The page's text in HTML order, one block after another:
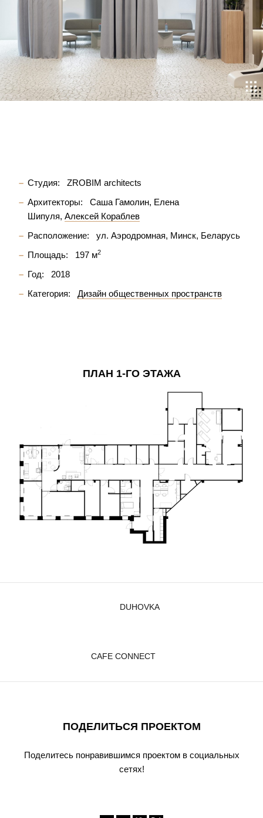
Студия:
ZROBIM architects
Архитекторы:
Саша Гамолин Елена
Шипуля Алексей Кораблев
Расположение:
ул. Аэродромная, Минск, Беларусь
Площадь:
197 м2
Год:
2018
Категория:
Дизайн общественных пространств
ПЛАН 1-ГО ЭТАЖА
DUHOVKA
CAFE CONNECT
ПОДЕЛИТЬСЯ ПРОЕКТОМ
Поделитесь понравившимся проектом в социальных
сетях!